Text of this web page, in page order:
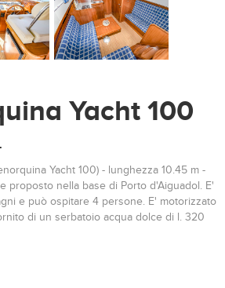
Yacht 100
Yacht 100) - lunghezza 10.45 m -
proposto nella base di Porto d'Aiguadol. E'
e può ospitare 4 persone. E' motorizzato
di un serbatoio acqua dolce di l. 320